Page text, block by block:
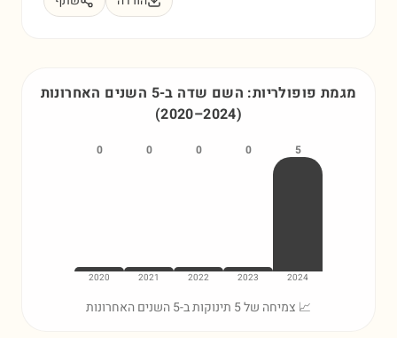
מגמת פופולריות: השם שדה ב-5 השנים האחרונות
(2020–2024)
5
2024
0
2023
0
2022
0
2021
0
2020
📈 צמיחה של 5 תינוקות ב-5 השנים האחרונות